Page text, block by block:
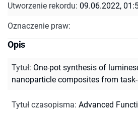
Utworzenie rekordu: 09.06.2022,
Oznaczenie praw:
Opis
Tytuł: One-pot synthesis of
nanoparticle composites from
Tytuł czasopisma: Advanced